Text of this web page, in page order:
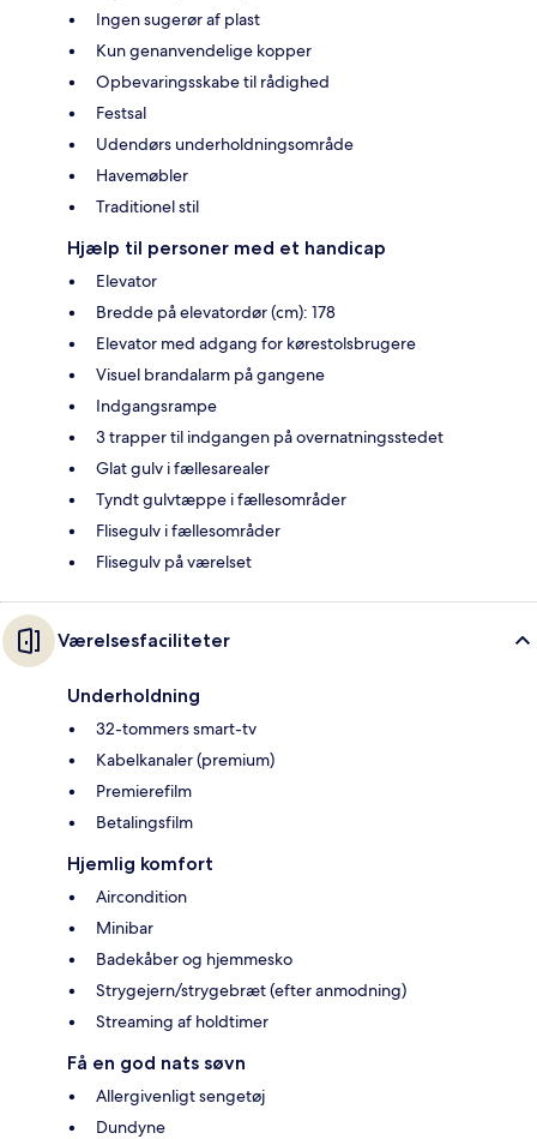
Ingen sugerør af plast
Kun genanvendelige kopper
Opbevaringsskabe til rådighed
Festsal
Udendørs underholdningsområde
Havemøbler
Traditionel stil
Hjælp til personer med et handicap
Elevator
Bredde på elevatordør (cm): 178
Elevator med adgang for kørestolsbrugere
Visuel brandalarm på gangene
Indgangsrampe
3 trapper til indgangen på overnatningsstedet
Glat gulv i fællesarealer
Tyndt gulvtæppe i fællesområder
Flisegulv i fællesområder
Flisegulv på værelset
Værelsesfaciliteter
Underholdning
32-tommers smart-tv
Kabelkanaler (premium)
Premierefilm
Betalingsfilm
Hjemlig komfort
Aircondition
Minibar
Badekåber og hjemmesko
Strygejern/strygebræt (efter anmodning)
Streaming af holdtimer
Få en god nats søvn
Allergivenligt sengetøj
Dundyne